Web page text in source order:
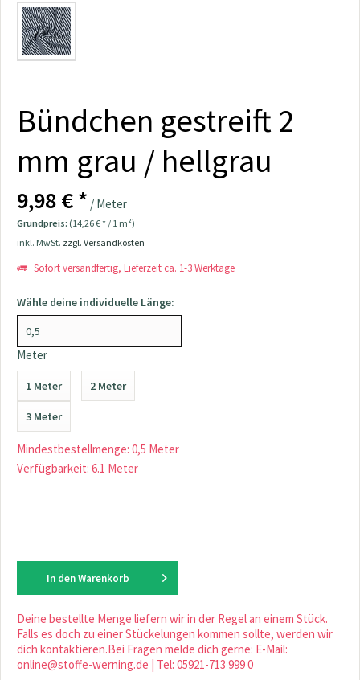
Bündchen gestreift 2
mm grau / hellgrau
9,98 € * / Meter
Grundpreis: (14,26 € * / 1 m²)
inkl. MwSt. zzgl. Versandkosten
Sofort versandfertig, Lieferzeit ca. 1-3 Werktage
Wähle deine individuelle Länge:
Meter
1 Meter 2 Meter
3 Meter
Mindestbestellmenge: 0,5 Meter
Verfügbarkeit: 6.1 Meter
In den Warenkorb
Deine bestellte Menge liefern wir in der Regel an einem Stück.
Falls es doch zu einer Stückelungen kommen sollte, werden wir
dich kontaktieren.Bei Fragen melde dich gerne: E-Mail:
online@stoffe-werning.de | Tel: 05921-713 999 0